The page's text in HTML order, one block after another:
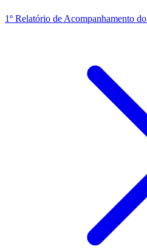
1º Relatório de Acompanhamento